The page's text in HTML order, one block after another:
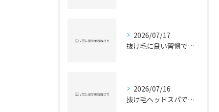
2026/07/17
抜け毛に良い習慣で毎日の抜け毛対策を始める女性のための実践ガイド
2026/07/16
抜け毛ヘッドスパで抜け毛対策と髪質改善を目指す頭皮ケアの新常識